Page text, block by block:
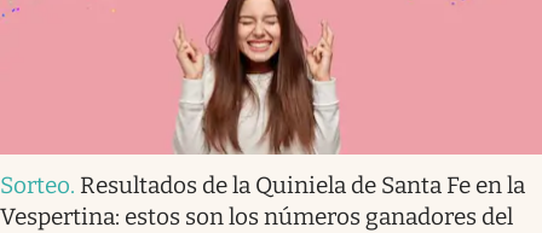
Sorteo. Resultados de la Quiniela de Santa Fe en la
Vespertina: estos son los números ganadores del